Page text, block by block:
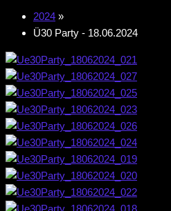
2024 »
Ü30 Party - 18.06.2024